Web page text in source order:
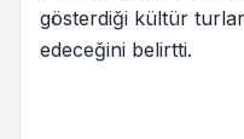
gösterdiği kültür
edeceğini belirtti.